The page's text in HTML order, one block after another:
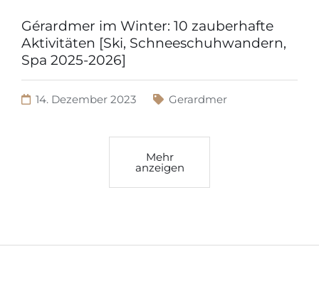
Gérardmer im Winter: 10 zauberhafte
Aktivitäten [Ski, Schneeschuhwandern,
Spa 2025-2026]
14. Dezember 2023 Gerardmer
Mehr
anzeigen